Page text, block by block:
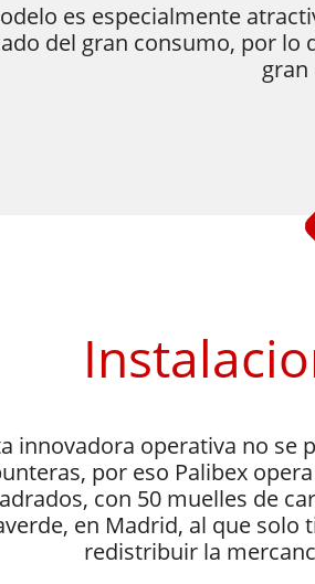
es especialmente
del gran consumo, por lo
innovadora operativa no se
por eso Palibex
con 50 muelles de
en Madrid, al que solo
redistribuir la